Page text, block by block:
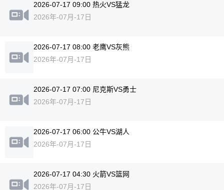
2026-07-17 09:00 热火VS猛龙
2026年-07月-17日
2026-07-17 08:00 老鹰VS灰熊
2026年-07月-17日
2026-07-17 07:00 尼克斯VS勇士
2026年-07月-17日
2026-07-17 06:00 公牛VS湖人
2026年-07月-17日
2026-07-17 04:30 火箭VS篮网
2026年-07月-17日